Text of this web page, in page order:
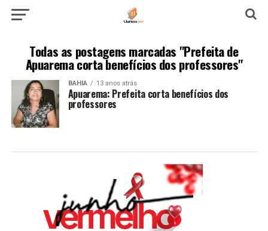
Todas as postagens marcadas "Prefeita de
Apuarema corta benefícios dos professores"
BAHIA 13 anos atrás
Apuarema: Prefeita corta benefícios dos
professores